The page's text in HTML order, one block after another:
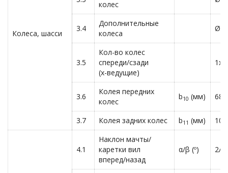
Колеса, шасси
колес
3.4
Дополнительные
колеса
3.5
Кол-во колес
спереди/сзади
(х-ведущие)
3.6
Колея передних
колес
b10 (мм) 680
3.7 Колея задних колес b11 (мм)
4.1
Наклон мачты/
каретки вил
вперед/назад
α/β (º) 2/4